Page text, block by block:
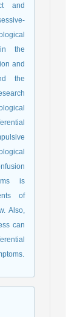
and
the
and
the
is
of
Also,
can